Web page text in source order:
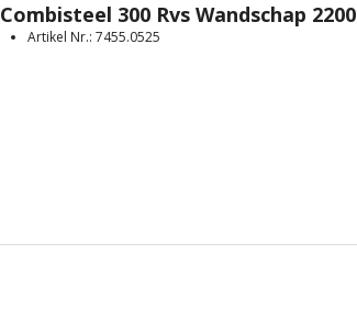
Combisteel 300 Rvs Wandschap 2200
Artikel Nr.: 7455.0525